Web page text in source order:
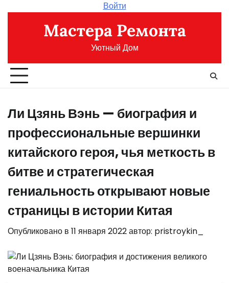
содержимому
Войти
Мастера Ремонта
Уютный Дом
Ли Цзянь Вэнь — биография и
профессиональные вершинки
китайского героя, чья меткость в
битве и стратегическая
гениальность открывают новые
страницы в истории Китая
Опубликовано в 11 января 2022автор: pristroykin_